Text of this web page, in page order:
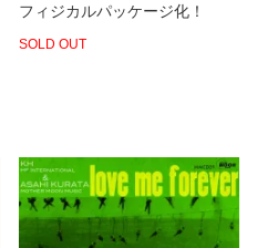
フィジカルパッケージ化！
SOLD OUT